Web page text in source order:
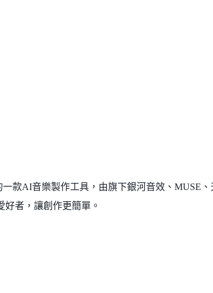
款AI音樂製作工具，由旗下銀河音效、MUSE
好者，讓創作更簡單。